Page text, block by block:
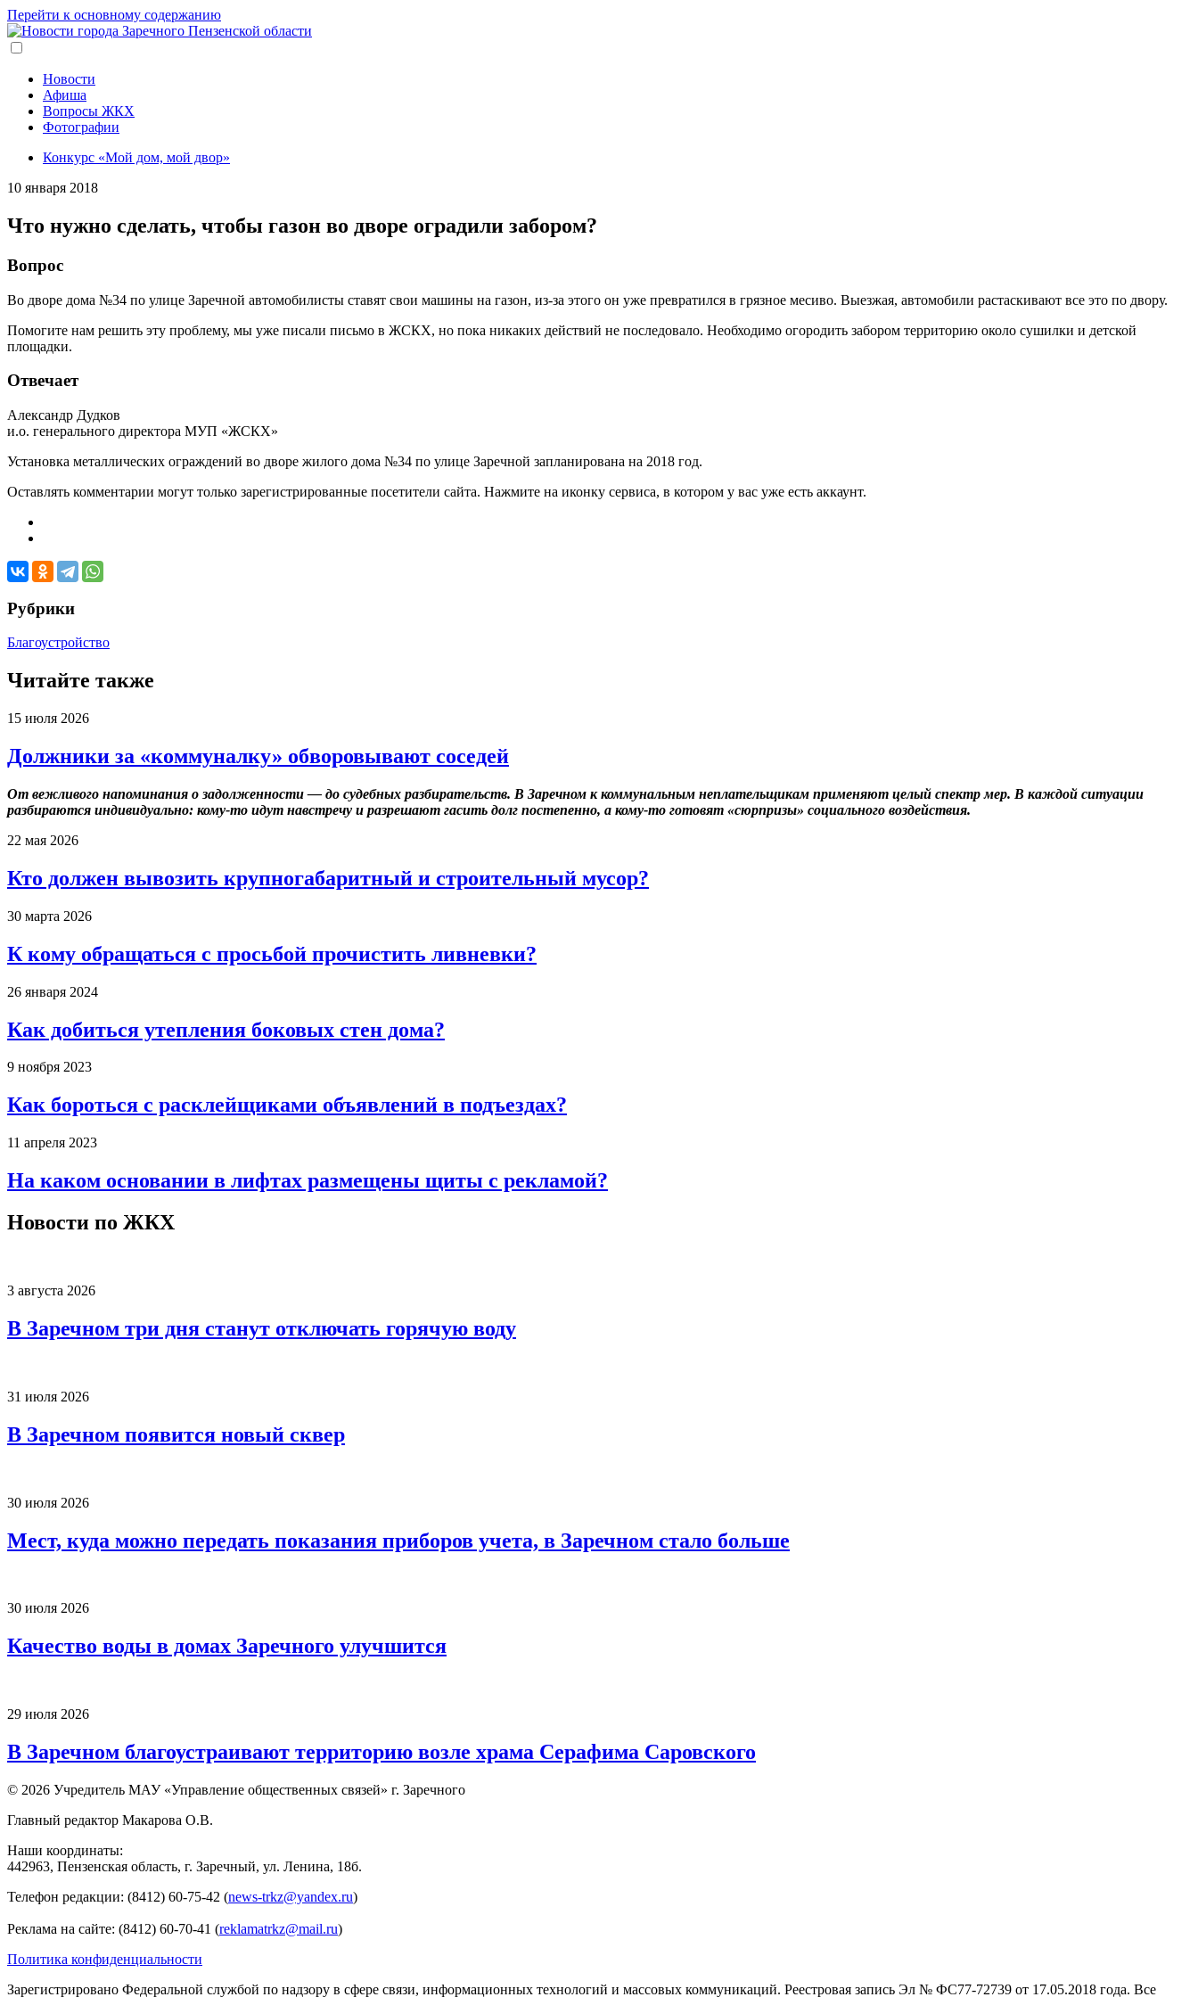
Перейти к основному содержанию
Новости
Афиша
Вопросы ЖКХ
Фотографии
Конкурс «Мой дом, мой двор»
10 января 2018
Что нужно сделать, чтобы газон во дворе оградили забором?
Вопрос
Во дворе дома №34 по улице Заречной автомобилисты ставят свои машины на газон, из-за этого он уже превратился в грязное месиво. Выезжая, автомобили растаскивают все это по двору.
Помогите нам решить эту проблему, мы уже писали письмо в ЖСКХ, но пока никаких действий не последовало. Необходимо огородить забором территорию около сушилки и детской
площадки.
Отвечает
Александр Дудков
и.о. генерального директора МУП «ЖСКХ»
Установка металлических ограждений во дворе жилого дома №34 по улице Заречной запланирована на 2018 год.
Оставлять комментарии могут только зарегистрированные посетители сайта. Нажмите на иконку сервиса, в котором у вас уже есть аккаунт.
Рубрики
Благоустройство
Читайте также
15 июля 2026
Должники за «коммуналку» обворовывают соседей
От вежливого напоминания о задолженности — до судебных разбирательств. В Заречном к коммунальным неплательщикам применяют целый спектр мер. В каждой ситуации
разбираются индивидуально: кому-то идут навстречу и разрешают гасить долг постепенно, а кому-то готовят «сюрпризы» социального воздействия.
22 мая 2026
Кто должен вывозить крупногабаритный и строительный мусор?
30 марта 2026
К кому обращаться с просьбой прочистить ливневки?
26 января 2024
Как добиться утепления боковых стен дома?
9 ноября 2023
Как бороться с расклейщиками объявлений в подъездах?
11 апреля 2023
На каком основании в лифтах размещены щиты с рекламой?
Новости по ЖКХ
3 августа 2026
В Заречном три дня станут отключать горячую воду
31 июля 2026
В Заречном появится новый сквер
30 июля 2026
Мест, куда можно передать показания приборов учета, в Заречном стало больше
30 июля 2026
Качество воды в домах Заречного улучшится
29 июля 2026
В Заречном благоустраивают территорию возле храма Серафима Саровского
© 2026 Учредитель МАУ «Управление общественных связей» г. Заречного
Главный редактор Макарова О.В.
Наши координаты:
442963, Пензенская область, г. Заречный, ул. Ленина, 18б.
Телефон редакции: (8412) 60-75-42 (news-trkz@yandex.ru)
Реклама на сайте: (8412) 60-70-41 (reklamatrkz@mail.ru)
Политика конфиденциальности
Зарегистрировано Федеральной службой по надзору в сфере связи, информационных технологий и массовых коммуникаций. Реестровая запись Эл № ФС77-72739 от 17.05.2018 года. Все